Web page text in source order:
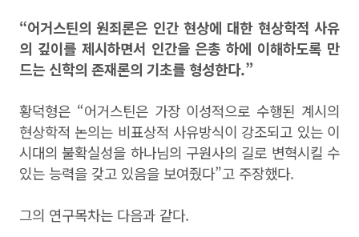
“어거스틴의 원죄론은 인간 현상에 대한 현상학적 사유
의 깊이를 제시하면서 인간을 은총 하에 이해하도록 만
드는 신학의 존재론의 기초를 형성한다.”
황덕형은 “어거스틴은 가장 이성적으로 수행된 계시의
현상학적 논의는 비표상적 사유방식이 강조되고 있는 이
시대의 불확실성을 하나님의 구원사의 길로 변혁시킬 수
있는 능력을 갖고 있음을 보여줬다”고 주장했다.
그의 연구목차는 다음과 같다.